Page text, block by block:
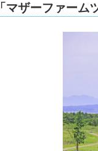
「マザーファーム